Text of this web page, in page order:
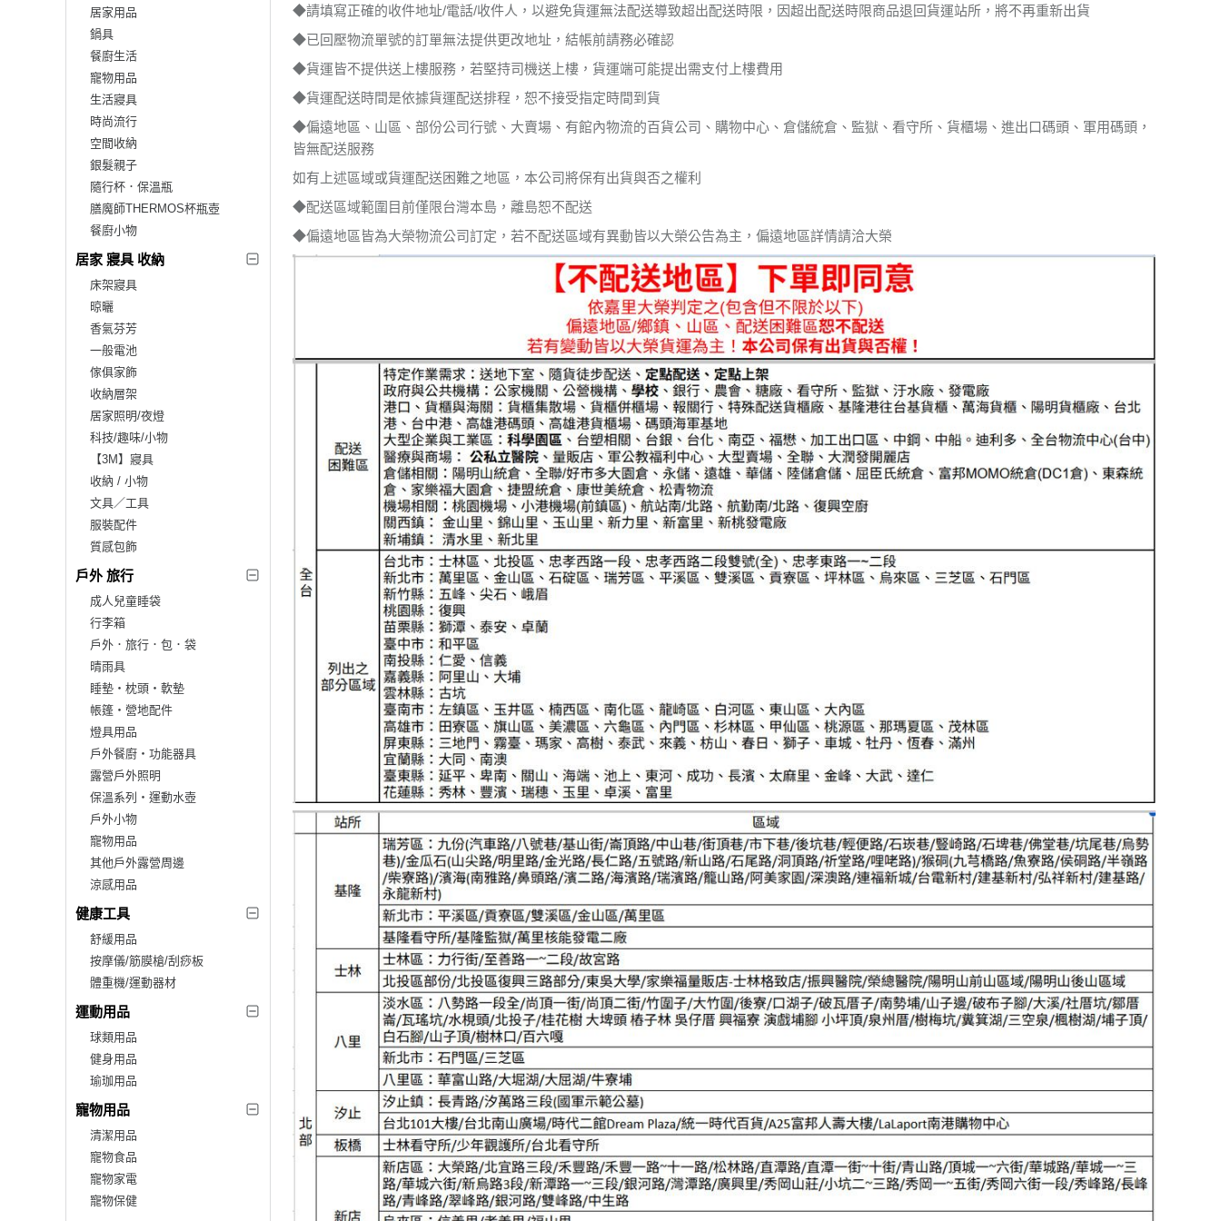
居家用品
鍋具
餐廚生活
寵物用品
生活寢具
時尚流行
空間收納
銀髮親子
隨行杯．保溫瓶
膳魔師THERMOS杯瓶壺
餐廚小物
居家 寢具 收納
床架寢具
晾曬
香氣芬芳
一般電池
傢俱家飾
收納層架
居家照明/夜燈
科技/趣味/小物
【3M】寢具
收納 / 小物
文具／工具
服裝配件
質感包飾
戶外 旅行
成人兒童睡袋
行李箱
戶外．旅行．包．袋
晴雨具
睡墊‧枕頭‧軟墊
帳篷‧營地配件
燈具用品
戶外餐廚‧功能器具
露營戶外照明
保溫系列‧運動水壺
戶外小物
寵物用品
其他戶外露營周邊
涼感用品
健康工具
舒緩用品
按摩儀/筋膜槍/刮痧板
體重機/運動器材
運動用品
球類用品
健身用品
瑜珈用品
寵物用品
清潔用品
寵物食品
寵物家電
寵物保健
◆請填寫正確的收件地址/電話/收件人，以避免貨運無法配送導致超出配送時限，因超出配送時限商品退回貨運站所，將不再重新出貨
◆已回壓物流單號的訂單無法提供更改地址，結帳前請務必確認
◆貨運皆不提供送上樓服務，若堅持司機送上樓，貨運端可能提出需支付上樓費用
◆貨運配送時間是依據貨運配送排程，恕不接受指定時間到貨
◆偏遠地區、山區、部份公司行號、大賣場、有館內物流的百貨公司、購物中心、倉儲統倉、監獄、看守所、貨櫃場、進出口碼頭、軍用碼頭，
皆無配送服務
如有上述區域或貨運配送困難之地區，本公司將保有出貨與否之權利
◆配送區域範圍目前僅限台灣本島，離島恕不配送
◆偏遠地區皆為大榮物流公司訂定，若不配送區域有異動皆以大榮公告為主，偏遠地區詳情請洽大榮